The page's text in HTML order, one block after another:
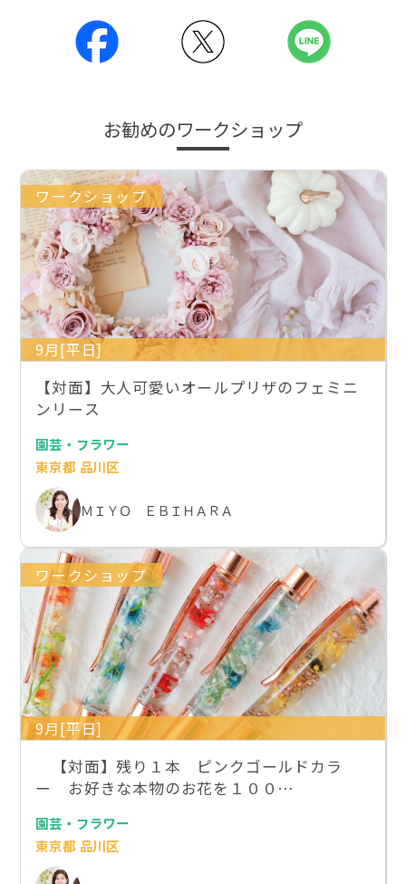
お勧めのワークショップ
ワークショップ
9月[平日]
【対面】大人可愛いオールプリザのフェミニ
ンリース
園芸・フラワー
東京都 品川区
ＭＩＹＯ ＥＢＩＨＡＲＡ
ワークショップ
9月[平日]
【対面】残り１本 ピンクゴールドカラ
ー お好きな本物のお花を１００…
園芸・フラワー
東京都 品川区